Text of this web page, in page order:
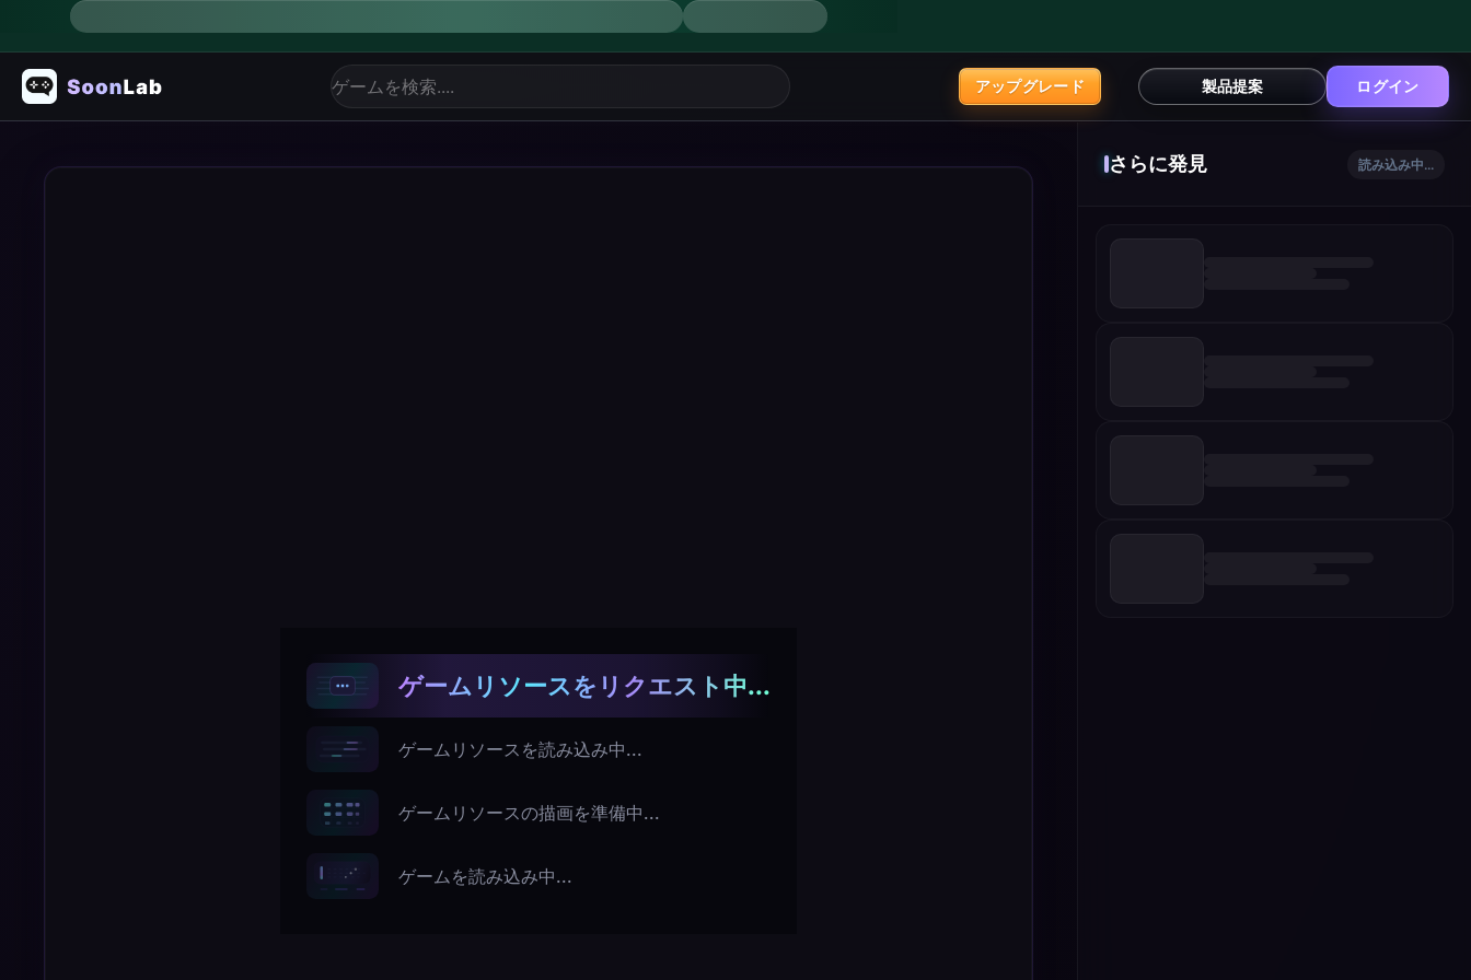
アップグレード 製品提案 ログイン
ゲームリソースをリクエスト中...
ゲームリソースを読み込み中...
ゲームリソースの描画を準備中...
ゲームを読み込み中...
さらに発見 読み込み中...